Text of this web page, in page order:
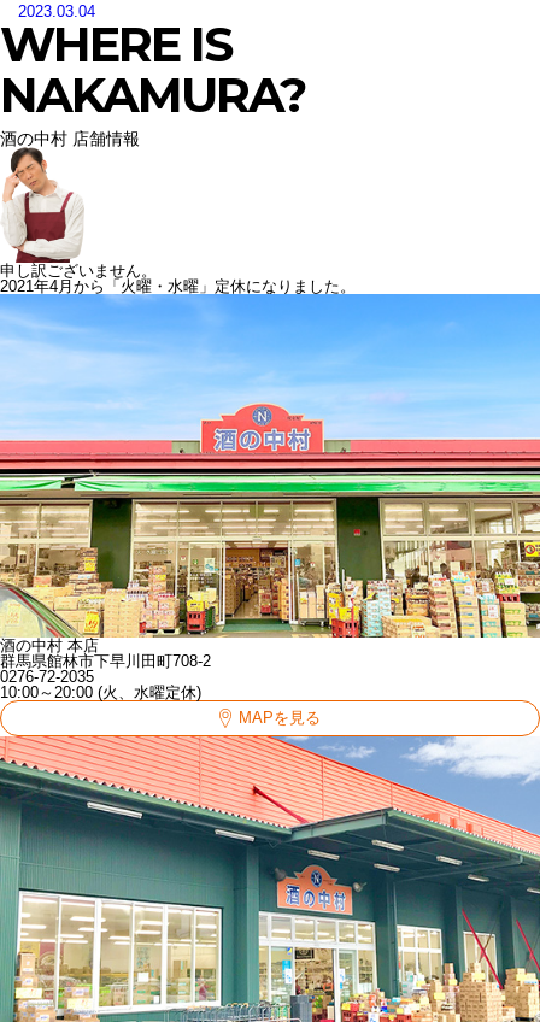
2023.03.04
WHERE IS
NAKAMURA?
酒の中村 店舗情報
申し訳ございません。
2021年4月から「火曜・水曜」定休になりました。
酒の中村 本店
群馬県館林市下早川田町708-2
0276-72-2035
10:00～20:00 (火、水曜定休)
MAPを見る